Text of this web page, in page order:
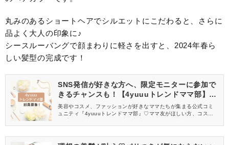
丸みのあるショートヘアでシルエットにこだわると、さらに
品よく大人の印象に♪
シースルーバングで顔まわりに軽さを出すと、2024年春ら
しい髪型の完成です！
SNS発信が好きな方へ、限定モニターに参加で
きるチャンスも！【4yuuuトレンドママ部】部
員募集中
美容やコスメ、ファッションが好きなママたちが集まる公式コミ
ュニティ『4yuuuトレンドママ部』♡ママ友がほしい方、コスメサ
信してくれる方を募集しています！